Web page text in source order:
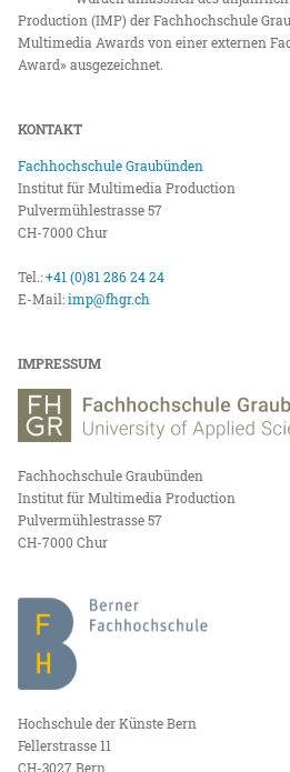
Production (IMP) der Fachhochschule
Multimedia Awards von einer externen
Award» ausgezeichnet.
KONTAKT
Fachhochschule Graubünden
Institut für Multimedia Production
Pulvermühlestrasse 57
CH-7000 Chur
Tel.:+41 (0)81 286 24 24
E-Mail:imp@fhgr.ch
IMPRESSUM
Fachhochschule Graubünden
Institut für Multimedia Production
Pulvermühlestrasse 57
CH-7000 Chur
Hochschule der Künste Bern
Fellerstrasse 11
CH-3027 Bern